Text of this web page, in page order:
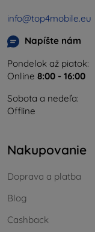
info@top4mobile.eu
Napíšte nám
Pondelok až piatok:
Online 8:00 - 16:00
Sobota a nedeľa:
Offline
Nakupovanie
Doprava a platba
Blog
Cashback